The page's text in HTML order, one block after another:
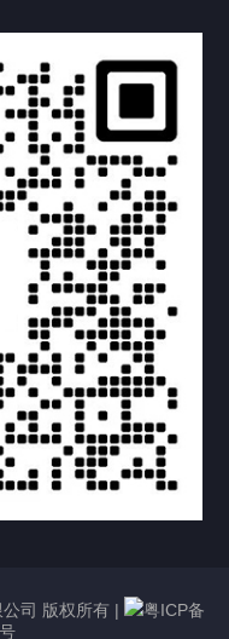
料与报价
司 版权所有 |
粤ICP备